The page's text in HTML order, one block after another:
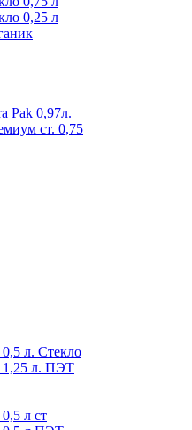
0,25 л
Pak 0,97л.
ст. 0,75
л. Стекло
л. ПЭТ
л ст